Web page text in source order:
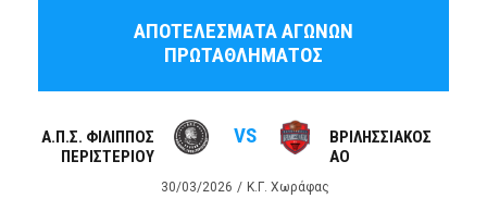
ΑΠΟΤΕΛΕΣΜΑΤΑ ΑΓΩΝΩΝ
ΠΡΩΤΑΘΛΗΜΑΤΟΣ
Α.Π.Σ. ΦΙΛΙΠΠΟΣ
ΠΕΡΙΣΤΕΡΙΟΥ
VS
ΒΡΙΛΗΣΣΙΑΚΟΣ
ΑΟ
30/03/2026 Κ.Γ. Χωράφας